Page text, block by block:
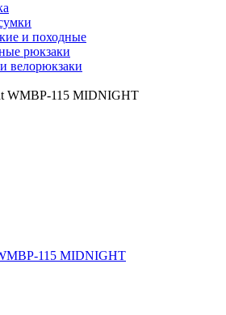
и походные
рюкзаки
велорюкзаки
115 MIDNIGHT